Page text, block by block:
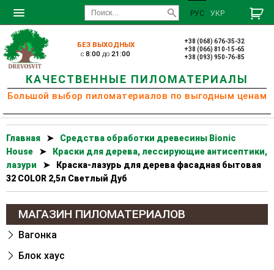
РУС УКР
БЕЗ ВЫХОДНЫХ
c8:00 до21:00
+38 (068) 676-35-32
+38 (066) 810-15-65
+38 (093) 950-76-85
КАЧЕСТВЕННЫЕ ПИЛОМАТЕРИАЛЫ
Большой выбор пиломатериалов по выгодным ценам
Главная ➤
Cредства обработки древесины Bionic
House
➤
Краски для дерева, лессирующие антисептики,
лазури
➤
Краска-лазурь для дерева фасадная бытовая
32 COLOR 2,5л Светлый Дуб
МАГАЗИН ПИЛОМАТЕРИАЛОВ
Вагонка
Блок хаус